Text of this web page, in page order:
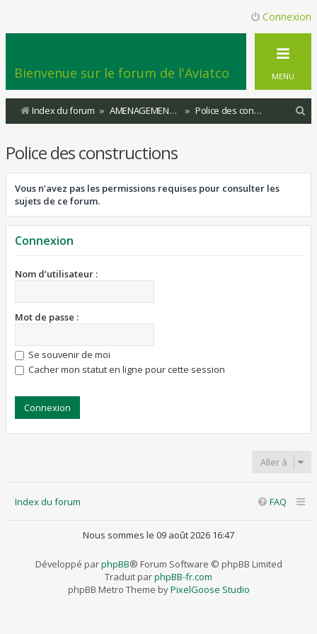
Connexion
Bienvenue sur le forum de l'Aviatco MENU
Index du forum AMENAGEMENT DU TERRITOIRE Police des constructions
c
Police des constructions
Vous n’avez pas les permissions requises pour consulter les
sujets de ce forum.
Connexion
Nom d’utilisateur :
Mot de passe :
Se souvenir de moi
Cacher mon statut en ligne pour cette session
Aller à
Index du forum FAQ
Nous sommes le 09 août 2026 16:47
Développé parphpBB® Forum Software © phpBB Limited
Traduit parphpBB-fr.com
phpBB Metro Theme byPixelGoose Studio